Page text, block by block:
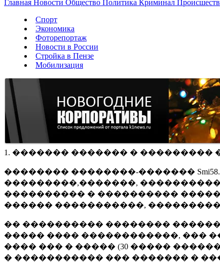
Главная Новости Общество Политика Криминал
Спорт
Экономика
Фоторепортаж
Новости в России
Стройка в Пензе
Мобилизация
1. ������� ������� � ���������
�������� ��������-�������
���������,�������,
���������� � ����������
������ �����������,
�� ���������� ��������
����� ���� ������������, ���
���� ��� � ����� (30 �����
� ����������� ��� ������� �